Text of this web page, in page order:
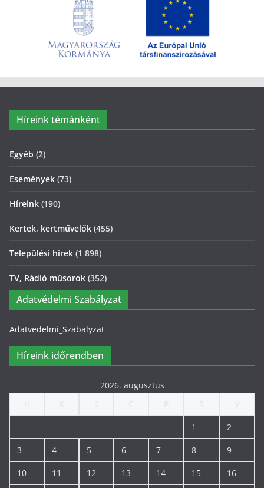
Híreink témánként
Egyéb (2)
Események (73)
Híreink (190)
Kertek, kertművelők (455)
Települési hírek (1 898)
TV, Rádió műsorok (352)
Adatvédelmi Szabályzat
Adatvedelmi_Szabalyzat
Híreink időrendben
2026. augusztus
1 2
3 4 5 6 7 8 9
10 11 12 13 14 15 16